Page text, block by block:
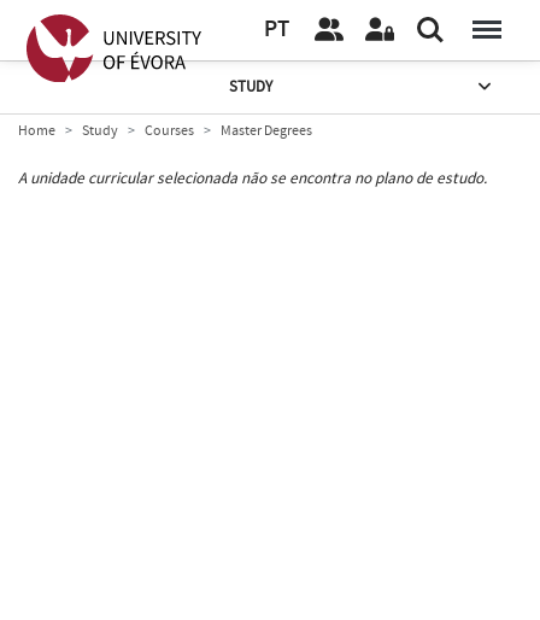
PT
STUDY
Home Study Courses Master Degrees
A unidade curricular selecionada não se encontra no plano de estudo.